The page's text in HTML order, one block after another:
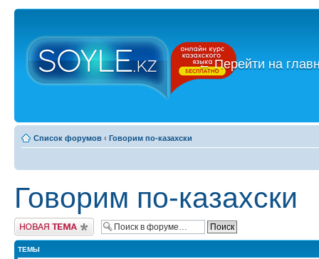
←Перейти на
Список форумов ‹ Говорим по-казахски
Говорим по-казахски
Новая тема
ТЕМЫ